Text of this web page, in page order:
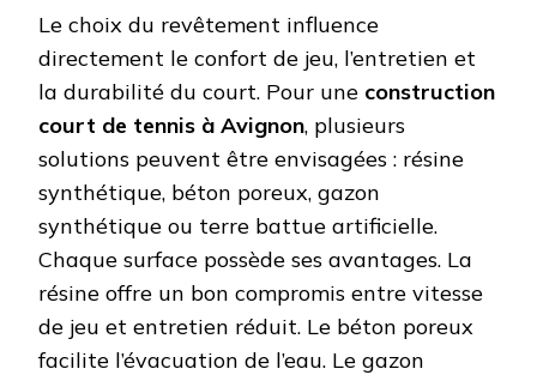
Le choix du revêtement influence
directement le confort de jeu, l’entretien et
la durabilité du court. Pour une construction
court de tennis à Avignon, plusieurs
solutions peuvent être envisagées : résine
synthétique, béton poreux, gazon
synthétique ou terre battue artificielle.
Chaque surface possède ses avantages. La
résine offre un bon compromis entre vitesse
de jeu et entretien réduit. Le béton poreux
facilite l’évacuation de l’eau. Le gazon